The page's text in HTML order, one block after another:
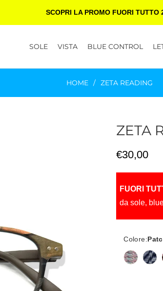
SCOPRI LA PROMO FUORI TUTTO
SOLE VISTA BLUE CONTROL
HOME / ZETA READING
ZETA
Prezzo
di
listino
€30,00
FUORI
da sole,
Colore: